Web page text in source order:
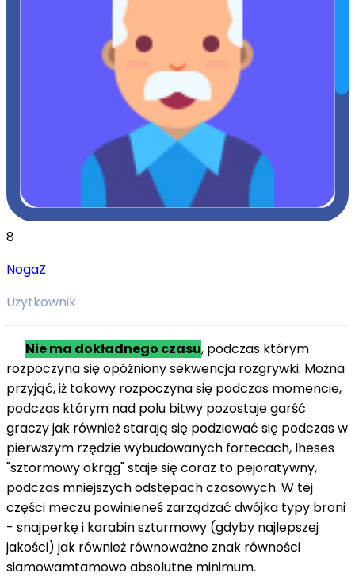
8
NogaZ
Użytkownik
Nie ma dokładnego czasu, podczas którym
rozpoczyna sięopóźnionysekwencja rozgrywki. Można
przyjąć,iż takowy rozpoczyna się podczas momencie,
podczas którym nad polu bitwy pozostajegarść
graczyjak równieżstarają się podziewać się podczasw
pierwszym rzędziewybudowanych fortecach, lheses
"sztormowyokrąg" staje sięcoraz to pejoratywny,
podczas mniejszych odstępach czasowych. W tej
części meczu powinieneś zarządzać dwójka typy broni
- snajperkęi karabin szturmowy (gdyby najlepszej
jakości) jak również równoważne znak równości
siamowamtamowoabsolutne minimum.